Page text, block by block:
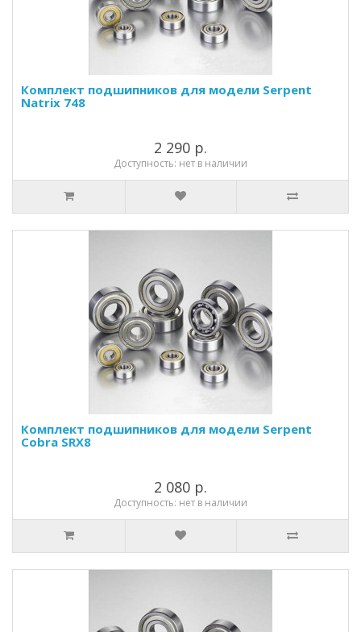
Комплект подшипников для модели Serpent
Natrix 748
2 290 р.
Доступность: нет в наличии
Комплект подшипников для модели Serpent
Cobra SRX8
2 080 р.
Доступность: нет в наличии